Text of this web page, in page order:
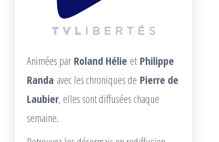
Animées par Roland Hélie et Philippe
Randa avec les chroniques de Pierre de
Laubier, elles sont diffusées chaque
semaine.